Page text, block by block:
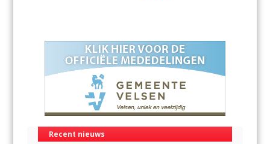
Recent nieuws